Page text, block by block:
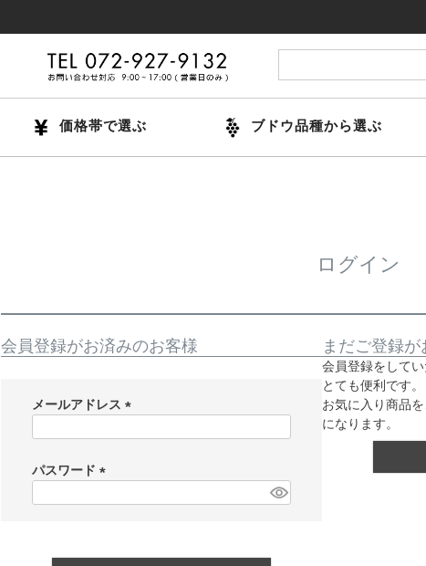
価格帯で選ぶ ブドウ品種から選ぶ
ログイン
会員登録がお済みのお客様
メールアドレス
)
パスワード
まだご登録
会員登録をして
とても便利です。
お気に入り商品
になります。